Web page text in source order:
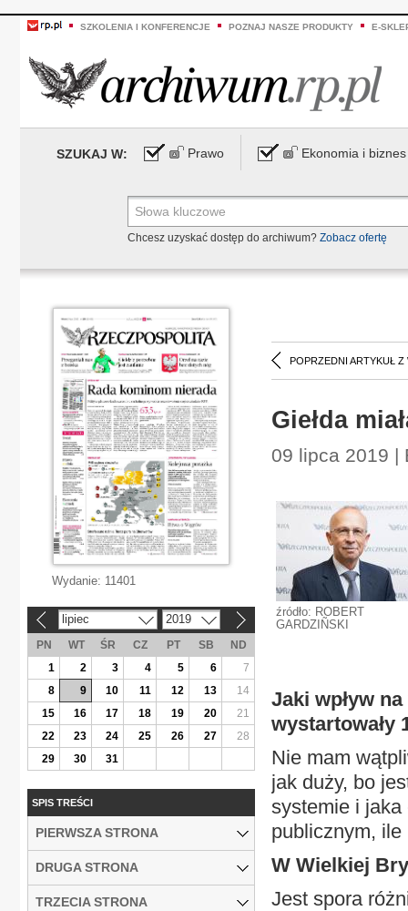
SZKOLENIA I KONFERENCJE POZNAJ NASZE PRODUKTY E-
SZUKAJ W: Prawo Ekonomia i biznes
Chcesz uzyskać dostęp do archiwum? Zobacz ofertę
POPRZEDNI ARTYKUŁ Z
Giełda
09 lipca 2019 |
źródło: ROBERT
GARDZIÑSKI
Jaki wpływ
wystartowały
Nie mam
jak duży, bo
systemie i jaka
publicznym, ile
W Wielkiej
Jest spora
Wydanie: 11401
lipiec 2019
PN WT ŚR CZ PT SB
ND
1
2 3 4 5 6
7
8
9 10 11 12 13
14
15
16 17 18 19 20
21
22
23 24 25 26 27
28
29
30 31
SPIS TREŚCI
PIERWSZA STRONA
DRUGA STRONA
TRZECIA STRONA